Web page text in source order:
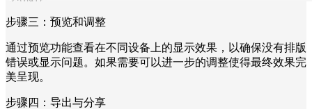
步骤三：预览和调整
通过预览功能查看在不同设备上的显示效果，以确保没有排版
错误或显示问题。如果需要可以进一步的调整使得最终效果完
美呈现。
步骤四：导出与分享